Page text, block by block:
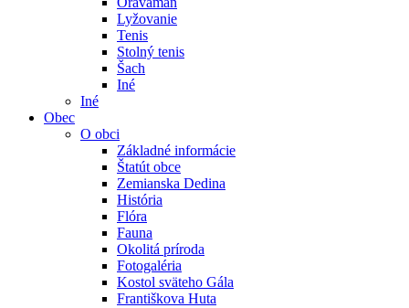
Lyžovanie
Tenis
Stolný tenis
Šach
Iné
Iné
Obec
O obci
Základné informácie
Štatút obce
Zemianska Dedina
História
Flóra
Fauna
Okolitá príroda
Fotogaléria
Kostol sväteho Gála
Františkova Huta